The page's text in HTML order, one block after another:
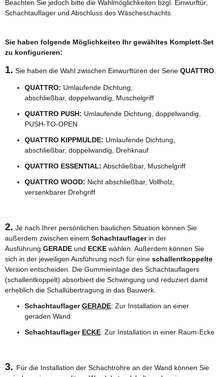
Beachten Sie jedoch bitte die Wahlmöglichkeiten bzgl. Einwurftür,
Schachtauflager und Abschluss des Wäscheschachts.
Sie haben folgende Möglichkeiten Ihr gewähltes Komplett-Set
zu konfigurieren:
1. Sie haben die Wahl zwischen Einwurftüren der Serie QUATTRO
QUATTRO: Umlaufende Dichtung,
abschließbar, doppelwandig,
Muschelgriff
QUATTRO PUSH: Umlaufende Dichtung, doppelwandig,
PUSH-TO-OPEN
QUATTRO KIPPMULDE: Umlaufende Dichtung,
abschließbar, doppelwandig, Drehknauf
QUATTRO ESSENTIAL: Abschließbar, Muschelgriff
QUATTRO WOOD: Nicht abschließbar, Vollholz,
versenkbarer Drehgriff
2. Je nach Ihrer persönlichen baulichen Situation können Sie
außerdem zwischen einem Schachtauflagerin der
Ausführung GERADE und ECKE wählen. Außerdem können Sie
sich in der jeweiligen Ausführung noch für eine schallentkoppelte
Version entscheiden. Die Gummieinlage des Schachtauflagers
(schallentkoppelt) absorbiert die Schwingung und reduziert damit
erheblich die Schallübertragung in das Bauwerk.
Schachtauflager GERADE: Zur Installation an einer
geraden Wand
Schachtauflager ECKE: Zur Installation in einer Raum-Ecke
3. Für die Installation der Schachtrohre an der Wand können Sie